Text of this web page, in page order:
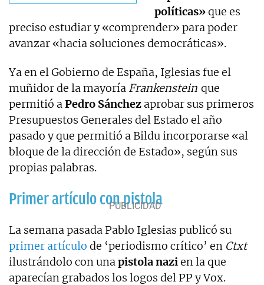
políticas»que es
preciso estudiar y «comprender» para poder
avanzar «hacia soluciones democráticas».
Ya en el Gobierno de España, Iglesias fue el
muñidor de la mayoría Frankenstein que
permitió aPedro Sánchez aprobar sus primeros
Presupuestos Generales del Estado el año
pasado y que permitió a Bildu incorporarse «al
bloque de la dirección de Estado», según sus
propias palabras.
Primer artículo con pistola
La semana pasada Pablo Iglesias publicó su
primer artículo de ‘periodismo crítico’ en Ctxt
ilustrándolo con unapistola nazien la que
aparecían grabados los logos del PP y Vox.